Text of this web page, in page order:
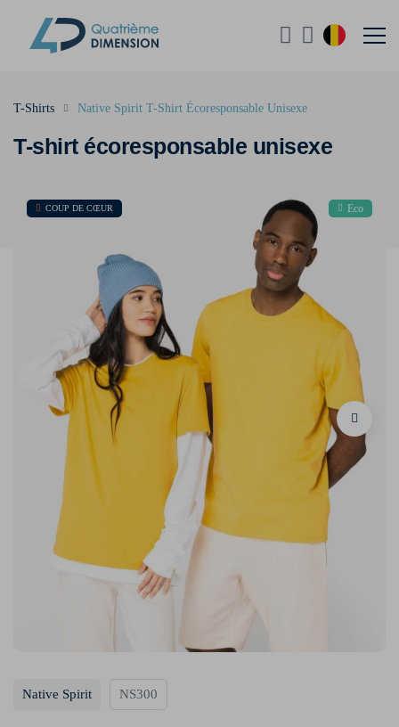
T-shirt écoresponsable unisexe
T-Shirts Native Spirit T-Shirt Écoresponsable Unisexe
COUP DE CŒUR Eco
Native Spirit NS300